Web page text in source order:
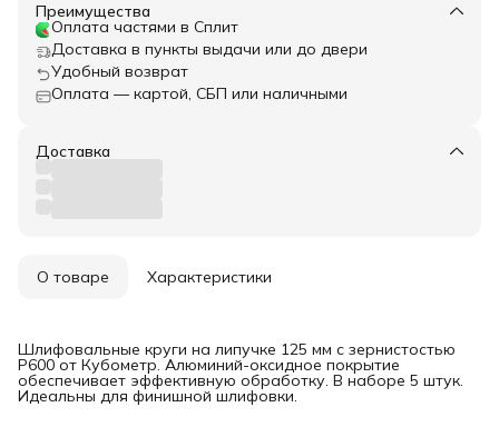
Преимущества
Оплата частями в Сплит
Доставка в пункты выдачи или до двери
Удобный возврат
Оплата — картой, СБП или наличными
Доставка
О товаре Характеристики
Шлифовальные круги на липучке 125 мм с зернистостью
Р600 от Кубометр. Алюминий-оксидное покрытие
обеспечивает эффективную обработку. В наборе 5 штук.
Идеальны для финишной шлифовки.